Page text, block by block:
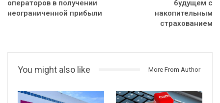
операторов в получении
неограниченной прибыли
будущем с
накопительным
страхованием
You might also like More From Author